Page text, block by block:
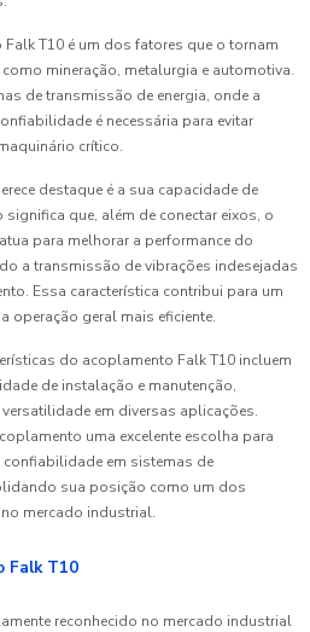
T10 é um dos fatores que o tornam
mineração, metalurgia e automotiva.
de transmissão de energia, onde a
é necessária para evitar
crítico.
destaque é a sua capacidade de
que, além de conectar eixos, o
para melhorar a performance do
a transmissão de vibrações indesejadas
Essa característica contribui para um
operação geral mais eficiente.
do acoplamento Falk T10 incluem
de instalação e manutenção,
em diversas aplicações.
uma excelente escolha para
confiabilidade em sistemas de
sua posição como um dos
mercado industrial.
Falk T10
reconhecido no mercado industrial